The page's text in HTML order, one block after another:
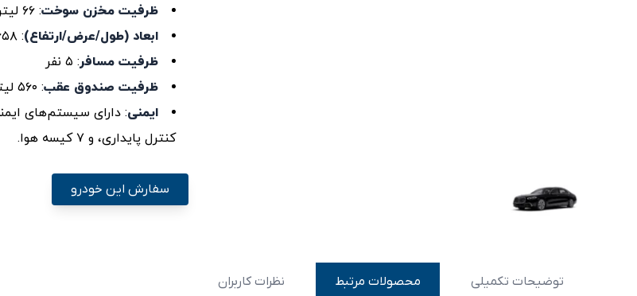
ظرفیت مخزن سوخت: ۶۶ لیتر
ابعاد (طول/عرض/ارتفاع): ۴۶۳۴/۱۸۳۴/۱۶۵۸ سانتی‌متر
ظرفیت مسافر: ۵ نفر
ظرفیت صندوق عقب: ۵۶۰ لیتر
ایمنی: دارای سیستم‌های
کنترل پایداری، و ۷ کیسه هوا.
سفارش این خودرو
توضیحات تکمیلی محصولات مرتبط نظرات کاربران